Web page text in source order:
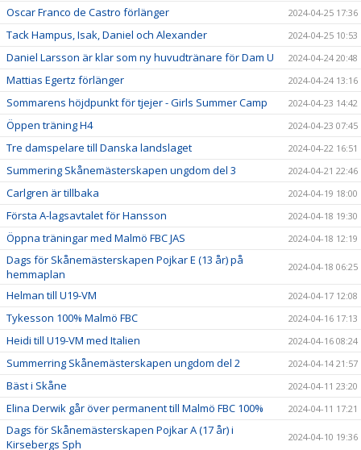
Oscar Franco de Castro förlänger 2024-04-25 17:36
Tack Hampus, Isak, Daniel och Alexander 2024-04-25 10:53
Daniel Larsson är klar som ny huvudtränare för Dam U 2024-04-24 20:48
Mattias Egertz förlänger 2024-04-24 13:16
Sommarens höjdpunkt för tjejer - Girls Summer Camp 2024-04-23 14:42
Öppen träning H4 2024-04-23 07:45
Tre damspelare till Danska landslaget 2024-04-22 16:51
Summering Skånemästerskapen ungdom del 3 2024-04-21 22:46
Carlgren är tillbaka 2024-04-19 18:00
Första A-lagsavtalet för Hansson 2024-04-18 19:30
Öppna träningar med Malmö FBC JAS 2024-04-18 12:19
Dags för Skånemästerskapen Pojkar E (13 år) på
hemmaplan
2024-04-18 06:25
Helman till U19-VM 2024-04-17 12:08
Tykesson 100% Malmö FBC 2024-04-16 17:13
Heidi till U19-VM med Italien 2024-04-16 08:24
Summerring Skånemästerskapen ungdom del 2 2024-04-14 21:57
Bäst i Skåne 2024-04-11 23:20
Elina Derwik går över permanent till Malmö FBC 100% 2024-04-11 17:21
Dags för Skånemästerskapen Pojkar A (17 år) i
Kirsebergs Sph
2024-04-10 19:36